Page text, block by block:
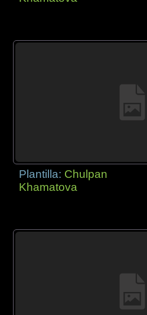
Plantilla: Chulpan
Khamatova